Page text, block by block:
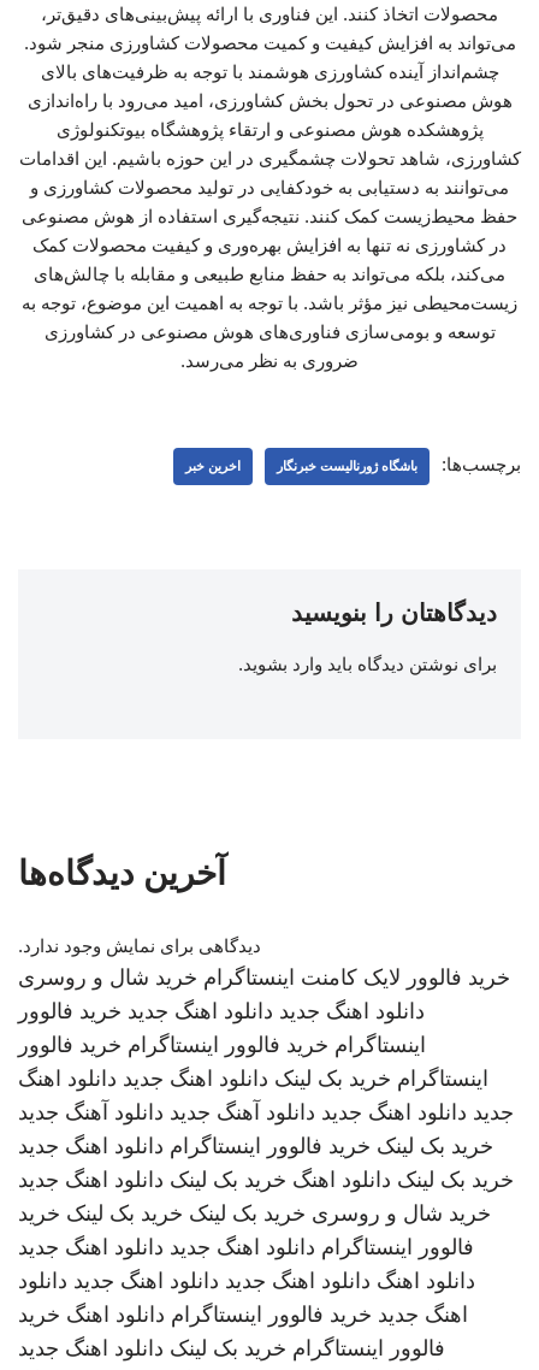
محصولات اتخاذ کنند. این فناوری با ارائه پیش‌بینی‌های دقیق‌تر،
می‌تواند به افزایش کیفیت و کمیت محصولات کشاورزی منجر شود.
چشم‌انداز آینده کشاورزی هوشمند با توجه به ظرفیت‌های بالای
هوش مصنوعی در تحول بخش کشاورزی، امید می‌رود با راه‌اندازی
پژوهشکده هوش مصنوعی و ارتقاء پژوهشگاه بیوتکنولوژی
کشاورزی، شاهد تحولات چشمگیری در این حوزه باشیم. این اقدامات
می‌توانند به دستیابی به خودکفایی در تولید محصولات کشاورزی و
حفظ محیط‌زیست کمک کنند. نتیجه‌گیری استفاده از هوش مصنوعی
در کشاورزی نه تنها به افزایش بهره‌وری و کیفیت محصولات کمک
می‌کند، بلکه می‌تواند به حفظ منابع طبیعی و مقابله با چالش‌های
زیست‌محیطی نیز مؤثر باشد. با توجه به اهمیت این موضوع، توجه به
توسعه و بومی‌سازی فناوری‌های هوش مصنوعی در کشاورزی
ضروری به نظر می‌رسد.
برچسب‌ها: باشگاه ژورنالیست خبرنگار اخرین خبر
دیدگاهتان را بنویسید
برای نوشتن دیدگاه باید وارد بشوید.
آخرین دیدگاه‌ها
دیدگاهی برای نمایش وجود ندارد.
خرید فالوور لایک کامنت اینستاگرام خرید شال و روسری
دانلود اهنگ جدید دانلود اهنگ جدید خرید فالوور
اینستاگرام خرید فالوور اینستاگرام خرید فالوور
اینستاگرام خرید بک لینک دانلود اهنگ جدید دانلود اهنگ
جدید دانلود اهنگ جدید دانلود آهنگ جدید دانلود آهنگ جدید
خرید بک لینک خرید فالوور اینستاگرام دانلود اهنگ جدید
خرید بک لینک دانلود اهنگ خرید بک لینک دانلود اهنگ جدید
خرید شال و روسری خرید بک لینک خرید بک لینک خرید
فالوور اینستاگرام دانلود اهنگ جدید دانلود اهنگ جدید
دانلود اهنگ دانلود اهنگ جدید دانلود اهنگ جدید دانلود
اهنگ جدید خرید فالوور اینستاگرام دانلود اهنگ خرید
فالوور اینستاگرام خرید بک لینک دانلود اهنگ جدید